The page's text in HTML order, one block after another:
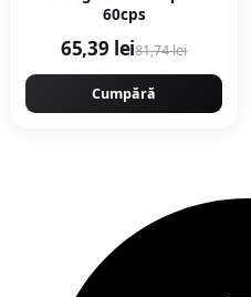
60cps
65,39 lei81,74 lei
Cumpără